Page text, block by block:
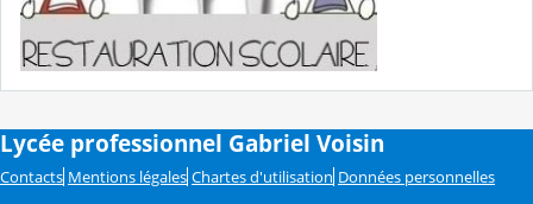
Lycée professionnel Gabriel Voisin
Contacts Mentions légales Chartes d'utilisation Données personnelles